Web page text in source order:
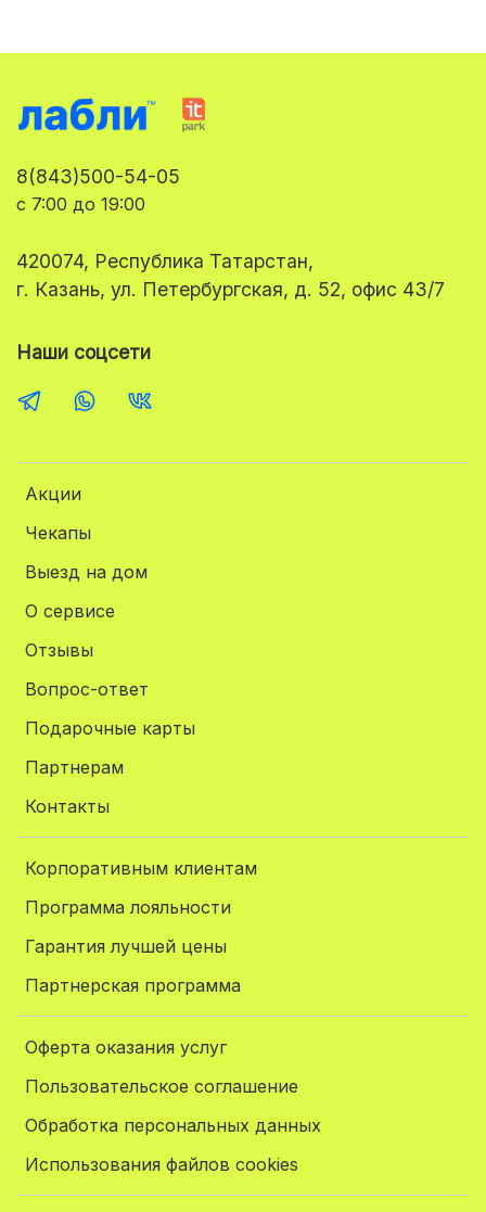
Акции
Чекапы
Выезд на дом
О сервисе
Отзывы
Вопрос-ответ
Подарочные карты
Партнерам
Контакты
Корпоративным клиентам
Программа лояльности
Гарантия лучшей цены
Партнерская программа
Оферта оказания услуг
Пользовательское соглашение
Обработка персональных данных
Использования файлов cookies
8(843)500-54-05
с 7:00 до 19:00
420074, Республика Татарстан,
г. Казань, ул. Петербургская, д. 52, офис 43/7
Наши соцсети